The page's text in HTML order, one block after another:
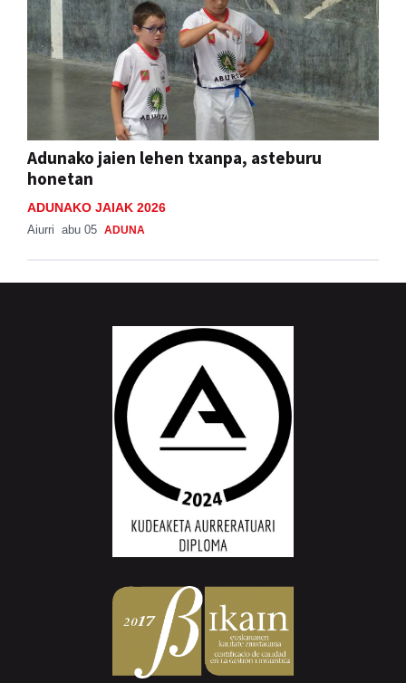
Adunako jaien lehen txanpa, asteburu
honetan
ADUNAKO JAIAK 2026
Aiurri abu 05 ADUNA